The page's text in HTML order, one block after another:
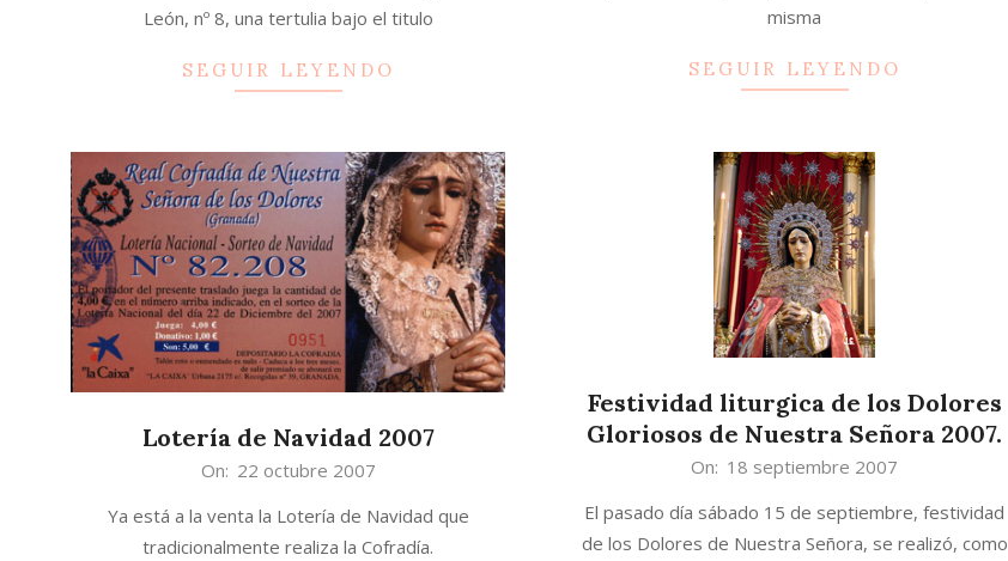
León, nº 8, una tertulia bajo el titulo
SEGUIR LEYENDO
misma
SEGUIR LEYENDO
Lotería de Navidad 2007
On: 22 octubre 2007
Ya está a la venta la Lotería de Navidad que
tradicionalmente realiza la Cofradía.
Festividad liturgica de los Dolores
Gloriosos de Nuestra Señora 2007.
18
On: 18 septiembre 2007
El pasado día sábado 15 de septiembre, festividad
de los Dolores de Nuestra Señora, se realizó, como